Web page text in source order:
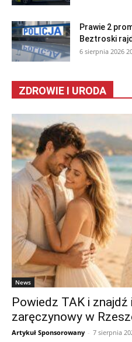
Prawie 2
Beztroski
6 sierpnia 2026
ZDROWIE I URODA
News
Powiedz TAK i
zaręczynowy w
Artykuł Sponsorowany - 7 sierpnia